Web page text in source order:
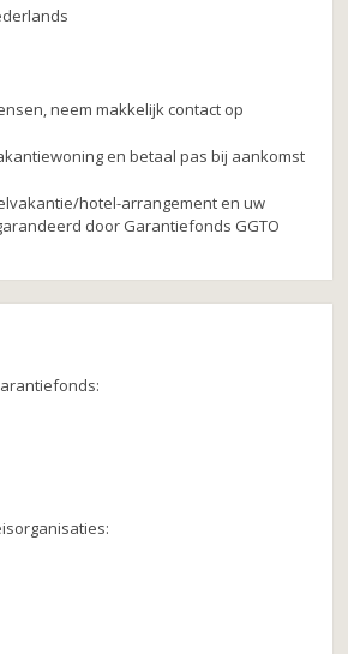
neem makkelijk contact op
en betaal pas bij aankomst
hotel-arrangement en uw
door Garantiefonds GGTO